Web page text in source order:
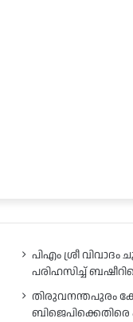
പിഎം ശ്രീ വിവാദം
പരിഹസിച്ച്
തിരുവനന്തപുരം